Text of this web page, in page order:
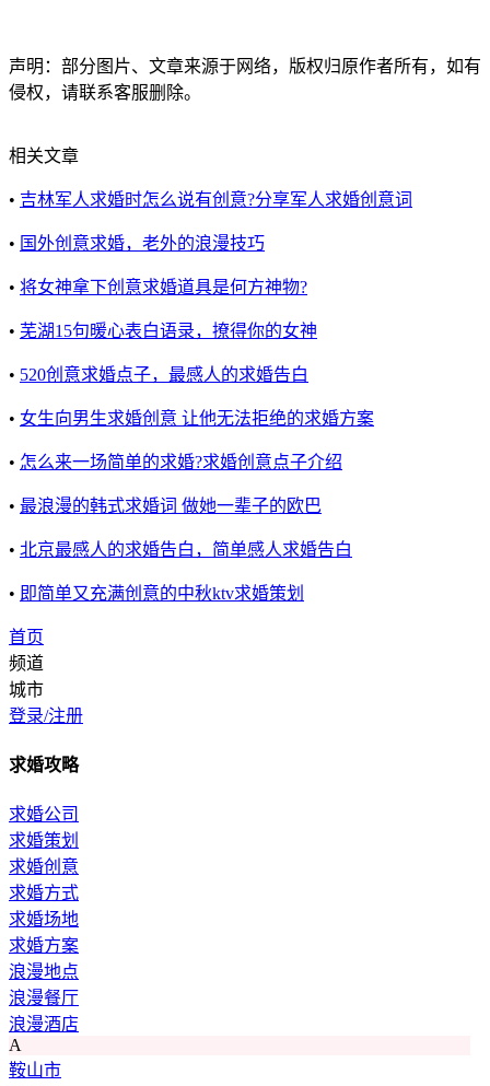
声明：部分图片、文章来源于网络，版权归原作者所有，如有
侵权，请联系客服删除。
相关文章
• 吉林军人求婚时怎么说有创意?分享军人求婚创意词
• 国外创意求婚，老外的浪漫技巧
• 将女神拿下创意求婚道具是何方神物?
• 芜湖15句暖心表白语录，撩得你的女神
• 520创意求婚点子，最感人的求婚告白
• 女生向男生求婚创意 让他无法拒绝的求婚方案
• 怎么来一场简单的求婚?求婚创意点子介绍
• 最浪漫的韩式求婚词 做她一辈子的欧巴
• 北京最感人的求婚告白，简单感人求婚告白
• 即简单又充满创意的中秋ktv求婚策划
首页
频道
城市
登录/注册
求婚攻略
求婚公司
求婚策划
求婚创意
求婚方式
求婚场地
求婚方案
浪漫地点
浪漫餐厅
浪漫酒店
A
鞍山市